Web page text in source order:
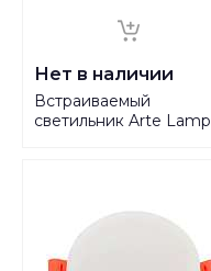
Нет в наличии
Встраиваемый
светильник Arte Lamp